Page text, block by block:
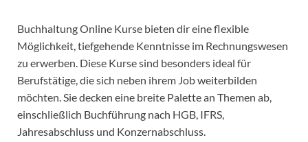
Buchhaltung Online Kurse bieten dir eine flexible
Möglichkeit, tiefgehende Kenntnisse im Rechnungswesen
zu erwerben. Diese Kurse sind besonders ideal für
Berufstätige, die sich neben ihrem Job weiterbilden
möchten. Sie decken eine breite Palette an Themen ab,
einschließlich Buchführung nach HGB, IFRS,
Jahresabschluss und Konzernabschluss.